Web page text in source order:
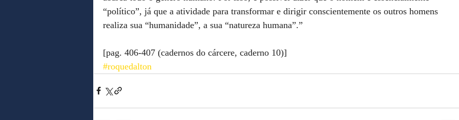
“político”, já que a atividade para transformar e dirigir conscientemente os outros homens
realiza sua “humanidade”, a sua “natureza humana”.”
[pag. 406-407 (cadernos do cárcere, caderno 10)]
#roquedalton